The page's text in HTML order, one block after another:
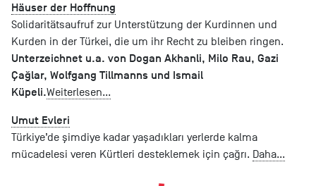
Häuser der Hoffnung
Solidaritätsaufruf zur Unterstützung der Kurdinnen und
Kurden in der Türkei, die um ihr Recht zu bleiben ringen.
Unterzeichnet u.a. von Dogan Akhanli, Milo Rau, Gazi
Çağlar, Wolfgang Tillmanns und Ismail
Küpeli.Weiterlesen...
Umut Evleri
Türkiye’de şimdiye kadar yaşadıkları yerlerde kalma
mücadelesi veren Kürtleri desteklemek için çağrı. Daha...